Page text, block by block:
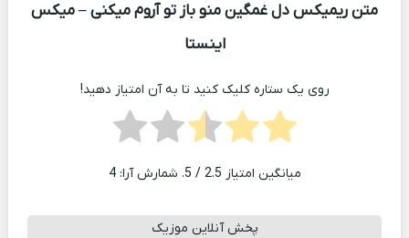
متن ریمیکس دل غمگین منو باز تو آروم میکنی – میکس
اینستا
روی یک ستاره کلیک کنید تا به آن امتیاز دهید!
میانگین امتیاز 2.5 / 5. شمارش آرا: 4
پخش آنلاین موزیک